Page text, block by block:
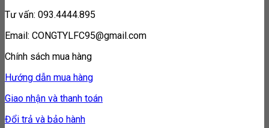
Tư vấn: 093.4444.895
Email: CONGTYLFC95@gmail.com
Chính sách mua hàng
Hướng dẫn mua hàng
Giao nhận và thanh toán
Đổi trả và bảo hành